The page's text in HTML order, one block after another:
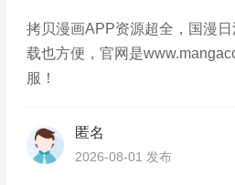
拷贝漫画APP资源超全，国漫
载也方便，官网是
服！
匿名
2026-08-01 发布